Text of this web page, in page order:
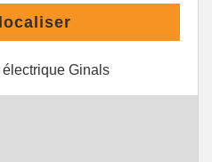
électrique Ginals